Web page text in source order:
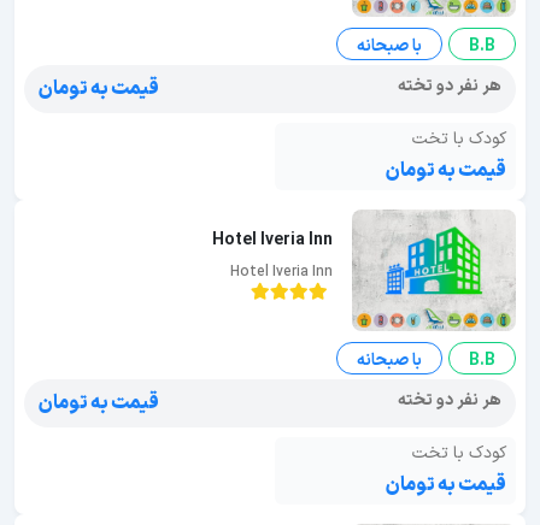
B.B
با صبحانه
هر نفر دو تخته
قیمت به تومان
کودک با تخت
قیمت به تومان
Hotel Iveria Inn
Hotel Iveria Inn
B.B
با صبحانه
هر نفر دو تخته
قیمت به تومان
کودک با تخت
قیمت به تومان